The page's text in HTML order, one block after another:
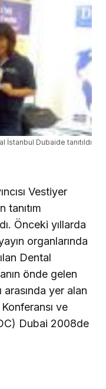
İstanbul Dubaide tanıtıldı
Vestiyer
tanıtım
Önceki yıllarda
organlarında
Dental
önde gelen
yer alan
ve
Dubai 2008de